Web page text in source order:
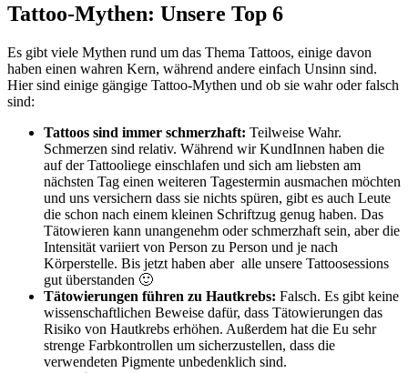
Tattoo-Mythen: Unsere Top 6
Es gibt viele Mythen rund um das Thema Tattoos, einige davon
haben einen wahren Kern, während andere einfach Unsinn sind.
Hier sind einige gängige Tattoo-Mythen und ob sie wahr oder falsch
sind:
Tattoos sind immer schmerzhaft: Teilweise Wahr.
Schmerzen sind relativ. Während wir KundInnen haben die
auf der Tattooliege einschlafen und sich am liebsten am
nächsten Tag einen weiteren Tagestermin ausmachen möchten
und uns versichern dass sie nichts spüren, gibt es auch Leute
die schon nach einem kleinen Schriftzug genug haben. Das
Tätowieren kann unangenehm oder schmerzhaft sein, aber die
Intensität variiert von Person zu Person und je nach
Körperstelle. Bis jetzt haben aber alle unsere Tattoosessions
gut überstanden 🙂
Tätowierungen führen zu Hautkrebs: Falsch. Es gibt keine
wissenschaftlichen Beweise dafür, dass Tätowierungen das
Risiko von Hautkrebs erhöhen. Außerdem hat die Eu sehr
strenge Farbkontrollen um sicherzustellen, dass die
verwendeten Pigmente unbedenklich sind.